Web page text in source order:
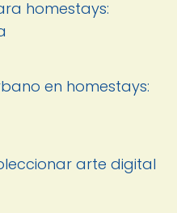
homestays:
en homestays:
arte digital